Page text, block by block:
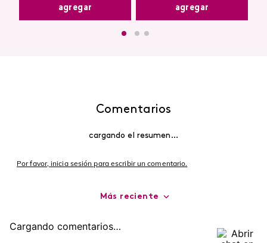
agregar agregar
Comentarios
cargando el resumen…
Por favor, inicia sesión para escribir un comentario.
Más reciente
Cargando comentarios…